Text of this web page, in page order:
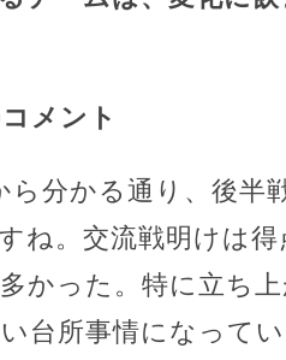
メント
ら分かる通り、後半
ね。交流戦明けは
かった。特に立ち
台所事情になって